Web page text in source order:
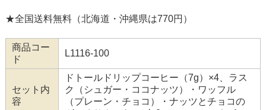
★全国送料無料（北海道・沖縄県は770円）
商品コー
ド
L1116-100
セット内
容
ドトールドリップコーヒー（7g）×4、ラス
ク（シュガー・ココナッツ）・ワッフル
（プレーン・チョコ）・ナッツとチョコの